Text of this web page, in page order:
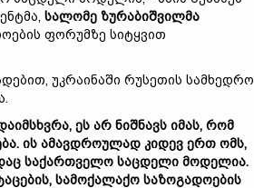
სალომე ზურაბიშვილმა
ფორუმზე სიტყვით
უკრაინაში რუსეთის სამხედრო
ეს არ ნიშნავს იმას, რომ
ის ამავდროულად კიდევ ერთ ომს,
საქართველო საცდელი მოდელია.
სამოქალაქო საზოგადოების